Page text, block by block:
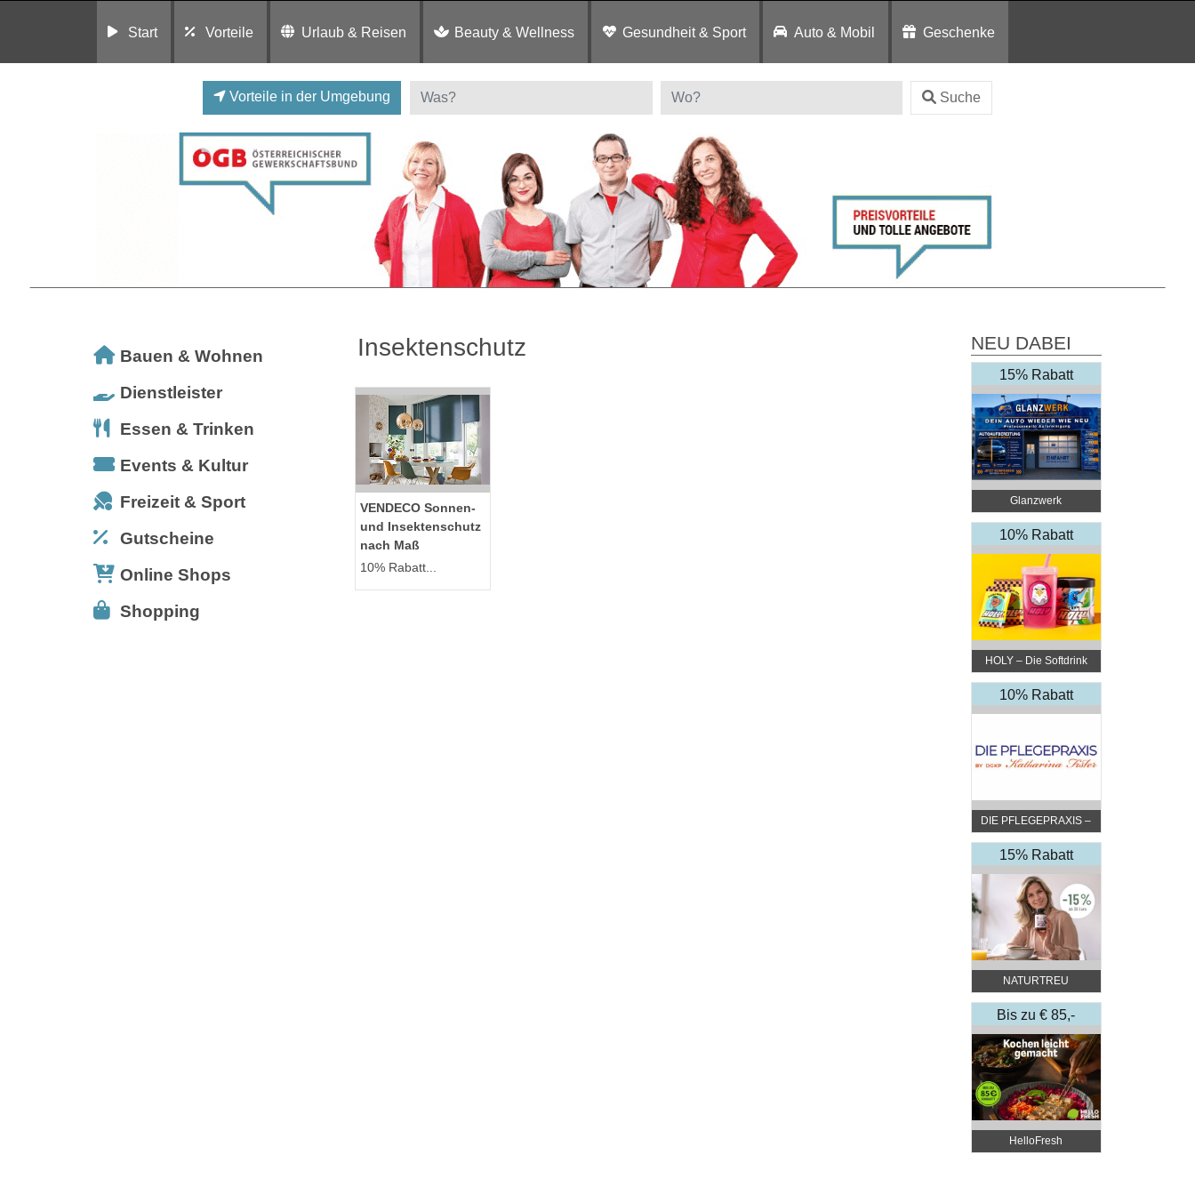
Start Vorteile Urlaub & Reisen Beauty & Wellness Gesundheit & Sport Auto & Mobil Geschenke
Vorteile in der Umgebung Suche
Bauen & Wohnen
Dienstleister
Essen & Trinken
Events & Kultur
Freizeit & Sport
Gutscheine
Online Shops
Shopping
Insektenschutz
VENDECO Sonnen-
und Insektenschutz
nach Maß
10% Rabatt...
NEU DABEI
15% Rabatt
Glanzwerk
Autoreinigung
10% Rabatt
HOLY – Die Softdrink
Revolution
10% Rabatt
DIE PFLEGEPRAXIS –
by DGKP Katharina
Fister
15% Rabatt
NATURTREU
Bis zu € 85,-
Rabatt
HelloFresh